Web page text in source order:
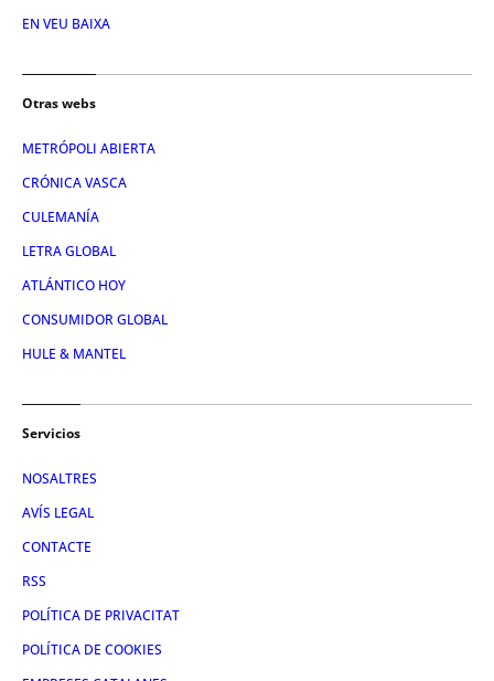
EN VEU BAIXA
Otras webs
METRÓPOLI ABIERTA
CRÓNICA VASCA
CULEMANÍA
LETRA GLOBAL
ATLÁNTICO HOY
CONSUMIDOR GLOBAL
HULE & MANTEL
Servicios
NOSALTRES
AVÍS LEGAL
CONTACTE
RSS
POLÍTICA DE PRIVACITAT
POLÍTICA DE COOKIES